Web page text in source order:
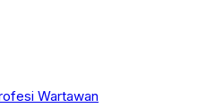
Wartawan